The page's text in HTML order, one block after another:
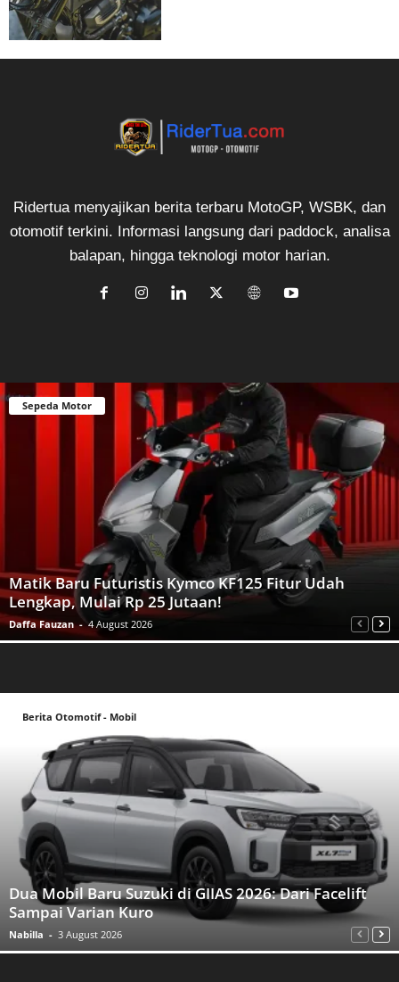
Ridertua menyajikan berita terbaru MotoGP, WSBK, dan
otomotif terkini. Informasi langsung dari paddock, analisa
balapan, hingga teknologi motor harian.
Sepeda Motor
Matik Baru Futuristis Kymco KF125 Fitur Udah
Lengkap, Mulai Rp 25 Jutaan!
Daffa Fauzan - 4 August 2026
Berita Otomotif - Mobil
Dua Mobil Baru Suzuki di GIIAS 2026: Dari Facelift
Sampai Varian Kuro
Nabilla - 3 August 2026